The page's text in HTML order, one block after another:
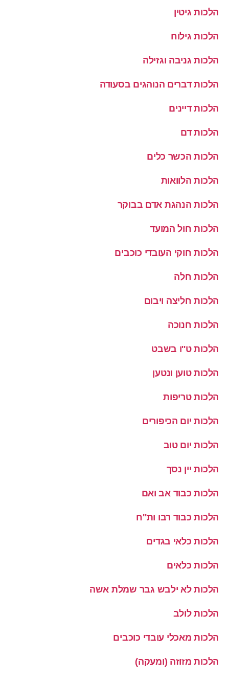
הלכות גיטין
הלכות גילוח
הלכות גניבה וגזילה
הלכות דברים הנוהגים בסעודה
הלכות דיינים
הלכות דם
הלכות הכשר כלים
הלכות הלוואות
הלכות הנהגת אדם בבוקר
הלכות חול המועד
הלכות חוקי העובדי כוכבים
הלכות חלה
הלכות חליצה ויבום
הלכות חנוכה
הלכות ט''ו בשבט
הלכות טוען ונטען
הלכות טריפות
הלכות יום הכיפורים
הלכות יום טוב
הלכות יין נסך
הלכות כבוד אב ואם
הלכות כבוד רבו ות''ח
הלכות כלאי בגדים
הלכות כלאים
הלכות לא ילבש גבר שמלת אשה
הלכות לולב
הלכות מאכלי עובדי כוכבים
הלכות מזוזה (ומעקה)